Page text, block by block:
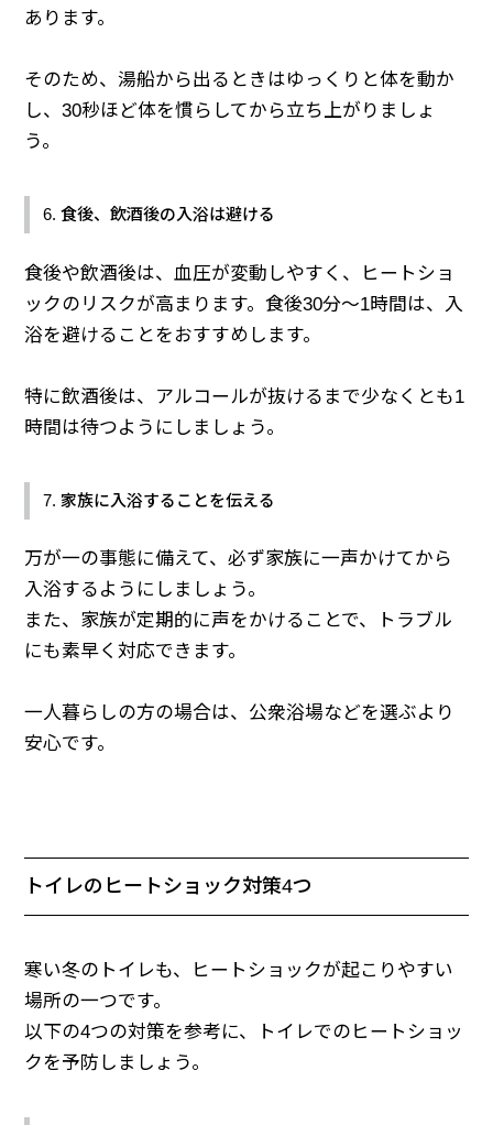
あります。
そのため、湯船から出るときはゆっくりと体を動か
し、30秒ほど体を慣らしてから立ち上がりましょ
う。
6. 食後、飲酒後の入浴は避ける
食後や飲酒後は、血圧が変動しやすく、ヒートショ
ックのリスクが高まります。食後30分〜1時間は、入
浴を避けることをおすすめします。
特に飲酒後は、アルコールが抜けるまで少なくとも1
時間は待つようにしましょう。
7. 家族に入浴することを伝える
万が一の事態に備えて、必ず家族に一声かけてから
入浴するようにしましょう。
また、家族が定期的に声をかけることで、トラブル
にも素早く対応できます。
一人暮らしの方の場合は、公衆浴場などを選ぶより
安心です。
トイレのヒートショック対策4つ
寒い冬のトイレも、ヒートショックが起こりやすい
場所の一つです。
以下の4つの対策を参考に、トイレでのヒートショッ
クを予防しましょう。